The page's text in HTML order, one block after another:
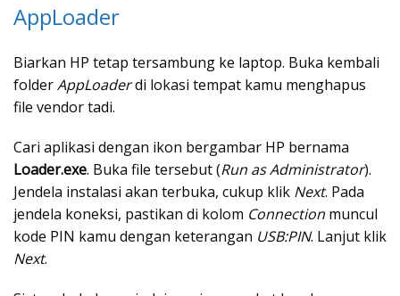
AppLoader
Biarkan HP tetap tersambung ke laptop. Buka kembali
folderAppLoaderdi lokasi tempat kamu menghapus
file vendor tadi.
Cari aplikasi dengan ikon bergambar HP bernama
Loader.exe. Buka file tersebut (Run as Administrator).
Jendela instalasi akan terbuka, cukup klik Next. Pada
jendela koneksi, pastikan di kolom Connection muncul
kode PIN kamu dengan keterangan USB:PIN. Lanjut klik
Next.